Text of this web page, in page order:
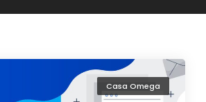
Casa Omega